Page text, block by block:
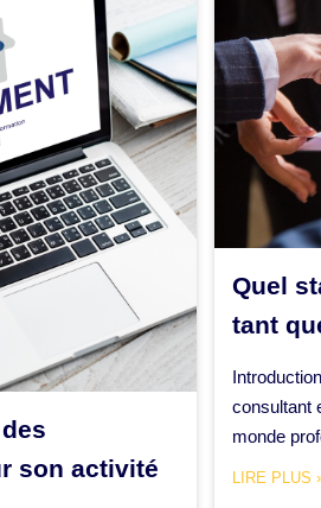
son activité
Quel
tant
consultant
monde
LIRE PLUS